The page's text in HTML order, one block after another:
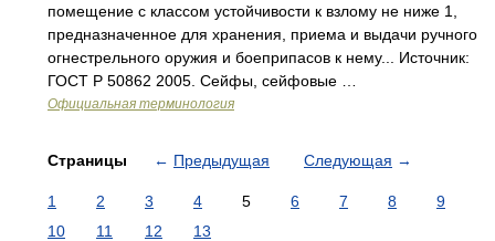
помещение с классом устойчивости к взлому не ниже 1,
предназначенное для хранения, приема и выдачи ручного
огнестрельного оружия и боеприпасов к нему... Источник:
ГОСТ Р 50862 2005. Сейфы, сейфовые …
Официальная терминология
Страницы ← Предыдущая Следующая →
1 2 3 4 5 6 7 8
9
10
11 12 13